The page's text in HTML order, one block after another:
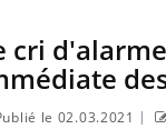
cri
le 02.03.2021 |